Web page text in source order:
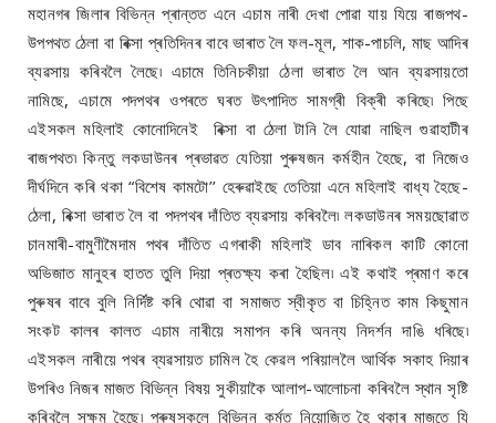
মহানগৰ জিলাৰ বিভিন্ন প্ৰান্তত এনে এচাম নাৰী দেখা পোৱা যায় যিয়ে ৰাজপথ-
উপপথত ঠেলা বা ৰিক্সা প্ৰতিদিনৰ বাবে ভাৰাত লৈ ফল-মূল, শাক-পাচলি, মাছ আদিৰ
ব্যৱসায় কৰিবলৈ লৈছে৷ এচামে তিনিচকীয়া ঠেলা ভাৰাত লৈ আন ব্যৱসায়তো
নামিছে, এচামে পদপথৰ ওপৰতে ঘৰত উৎপাদিত সামগ্ৰী বিক্ৰী কৰিছে৷ পিছে
এইসকল মহিলাই কোনোদিনেই ৰিক্সা বা ঠেলা টানি লৈ যোৱা নাছিল গুৱাহাটীৰ
ৰাজপথত৷ কিন্তু লকডাউনৰ প্ৰভাৱত যেতিয়া পুৰুষজন কৰ্মহীন হৈছে, বা নিজেও
দীৰ্ঘদিনে কৰি থকা “বিশেষ কামটো’’ হেৰুৱাইছে তেতিয়া এনে মহিলাই বাধ্য হৈছে-
ঠেলা, ৰিক্সা ভাৰাত লৈ বা পদপথৰ দাঁতিত ব্যৱসায় কৰিবলৈ৷ লকডাউনৰ সময়ছোৱাত
চানমাৰী-বামুণীমৈদাম পথৰ দাঁতিত এগৰাকী মহিলাই ডাব নাৰিকল কাটি কোনো
অভিজাত মানুহৰ হাতত তুলি দিয়া প্ৰতক্ষ্য কৰা হৈছিল৷ এই কথাই প্ৰমাণ কৰে
পুৰুষৰ বাবে বুলি নিৰ্দিষ্ট কৰি থোৱা বা সমাজত স্বীকৃত বা চিহ্নিত কাম কিছুমান
সংকট কালৰ কালত এচাম নাৰীয়ে সমাপন কৰি অনন্য নিদৰ্শন দাঙি ধৰিছে৷
এইসকল নাৰীয়ে পথৰ ব্যৱসায়ত চামিল হৈ কেৱল পৰিয়াললৈ আৰ্থিক সকাহ দিয়াৰ
উপৰিও নিজৰ মাজত বিভিন্ন বিষয় সুকীয়াকৈ আলাপ-আলোচনা কৰিবলৈ স্থান সৃষ্টি
কৰিবলৈ সক্ষম হৈছে৷ পুৰুষসকলে বিভিন্ন কৰ্মত নিয়োজিত হৈ থকাৰ মাজতে যি